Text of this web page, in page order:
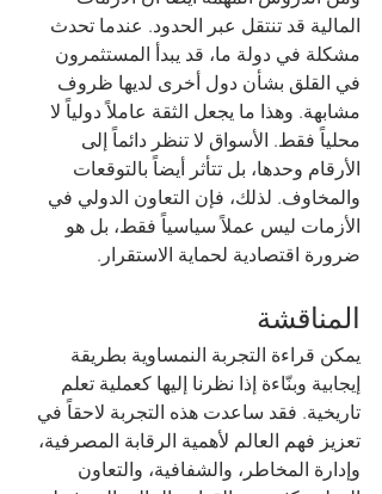
المالية قد تنتقل عبر الحدود. عندما تحدث
مشكلة في دولة ما، قد يبدأ المستثمرون
في القلق بشأن دول أخرى لديها ظروف
مشابهة. وهذا ما يجعل الثقة عاملاً دولياً لا
محلياً فقط. الأسواق لا تنظر دائماً إلى
الأرقام وحدها، بل تتأثر أيضاً بالتوقعات
والمخاوف. لذلك، فإن التعاون الدولي في
الأزمات ليس عملاً سياسياً فقط، بل هو
ضرورة اقتصادية لحماية الاستقرار.
المناقشة
يمكن قراءة التجربة النمساوية بطريقة
إيجابية وبنّاءة إذا نظرنا إليها كعملية تعلم
تاريخية. فقد ساعدت هذه التجربة لاحقاً في
تعزيز فهم العالم لأهمية الرقابة المصرفية،
وإدارة المخاطر، والشفافية، والتعاون